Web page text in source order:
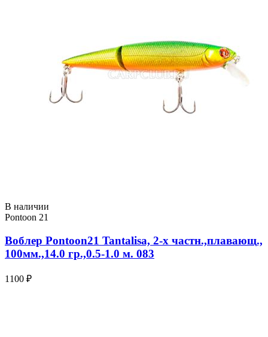
В наличии
Pontoon 21
Воблер Pontoon21 Tantalisa, 2-x частн.,плавающ.,
100мм.,14.0 гр.,0.5-1.0 м. 083
1100 ₽